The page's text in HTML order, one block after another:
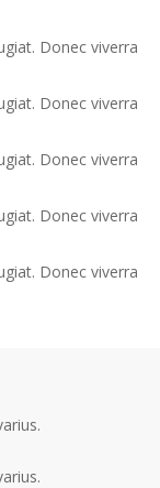
Donec viverra
Donec viverra
Donec viverra
Donec viverra
Donec viverra